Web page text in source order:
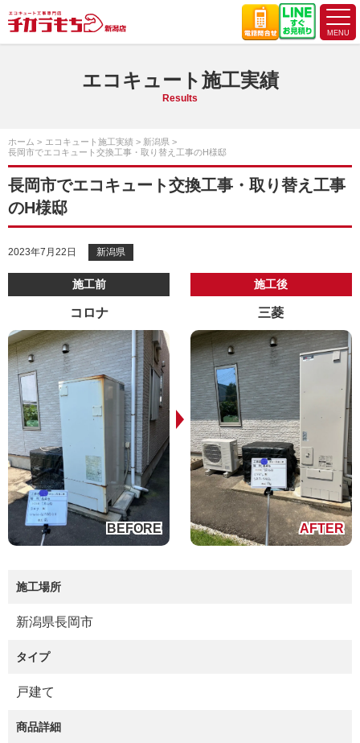
エコキュート施工実績
Results
ホーム エコキュート施工実績
新潟県
長岡市でエコキュート交換工事・取り替え工事のH様邸
長岡市でエコキュート交換工事・取り替え工事
のH様邸
2023年7月22日 新潟県
施工前
コロナ
施工後
三菱
施工場所
新潟県長岡市
タイプ
戸建て
商品詳細